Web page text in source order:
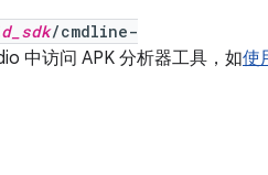
/cmdline-
中访问 APK 分析器工具，如使